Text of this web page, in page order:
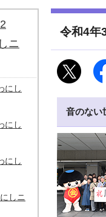
令和4年
音のない
ニ
にし
にし
にし
しニ